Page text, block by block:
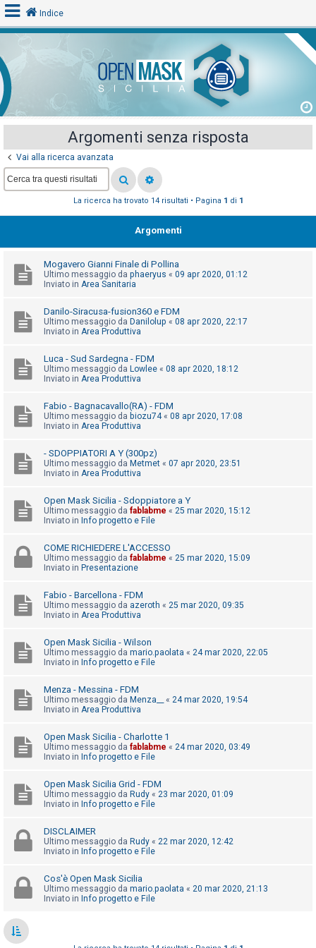
o
g
i
A
e
n
t
e
n
a
r
p
t
a
A
o
m
n
t
t
v
C
e
c
a
Indice
Argomenti senza risposta
Vai alla ricerca avanzata
La ricerca ha trovato 14 risultati • Pagina 1 di 1
Argomenti
Mogavero Gianni Finale di Pollina
Ultimo messaggio da phaeryus « 09 apr 2020, 01:12
Inviato in Area Sanitaria
Danilo-Siracusa-fusion360 e FDM
Ultimo messaggio da Danilolup « 08 apr 2020, 22:17
Inviato in Area Produttiva
Luca - Sud Sardegna - FDM
Ultimo messaggio da Lowlee « 08 apr 2020, 18:12
Inviato in Area Produttiva
Fabio - Bagnacavallo(RA) - FDM
Ultimo messaggio da biozu74« 08 apr 2020, 17:08
Inviato in Area Produttiva
- SDOPPIATORI A Y (300pz)
Ultimo messaggio da Metmet « 07 apr 2020, 23:51
Inviato in Area Produttiva
Open Mask Sicilia - Sdoppiatore a Y
Ultimo messaggio da fablabme « 25 mar 2020, 15:12
Inviato in Info progetto e File
COME RICHIEDERE L'ACCESSO
Ultimo messaggio da fablabme « 25 mar 2020, 15:09
Inviato in Presentazione
Fabio - Barcellona - FDM
Ultimo messaggio da azeroth « 25 mar 2020, 09:35
Inviato in Area Produttiva
Open Mask Sicilia - Wilson
Ultimo messaggio da mario.paolata « 24 mar 2020, 22:05
Inviato in Info progetto e File
Menza - Messina - FDM
Ultimo messaggio da Menza__ « 24 mar 2020, 19:54
Inviato in Area Produttiva
Open Mask Sicilia - Charlotte 1
Ultimo messaggio da fablabme « 24 mar 2020, 03:49
Inviato in Info progetto e File
Open Mask Sicilia Grid - FDM
Ultimo messaggio da Rudy « 23 mar 2020, 01:09
Inviato in Info progetto e File
DISCLAIMER
Ultimo messaggio da Rudy « 22 mar 2020, 12:42
Inviato in Info progetto e File
Cos'è Open Mask Sicilia
Ultimo messaggio da mario.paolata « 20 mar 2020, 21:13
Inviato in Info progetto e File